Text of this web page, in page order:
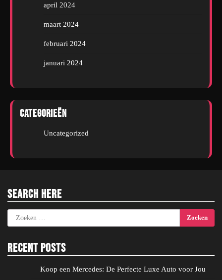
april 2024
maart 2024
februari 2024
januari 2024
Categorieën
Uncategorized
Search Here
Zoeken
naar:
Recent Posts
Koop een Mercedes: De Perfecte Luxe Auto voor Jou